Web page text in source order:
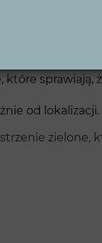
się
sprawiają,
od lokalizacji.
zielone,